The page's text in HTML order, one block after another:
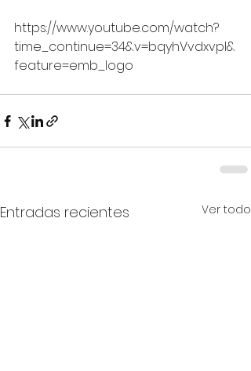
https://www.youtube.com/watch?
time_continue=34&v=bqyhVvdxvpI&
feature=emb_logo
Entradas recientes Ver todo